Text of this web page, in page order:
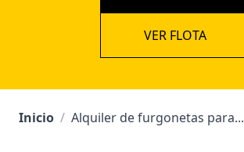
VER FLOTA
Inicio / Alquiler de furgonetas para...